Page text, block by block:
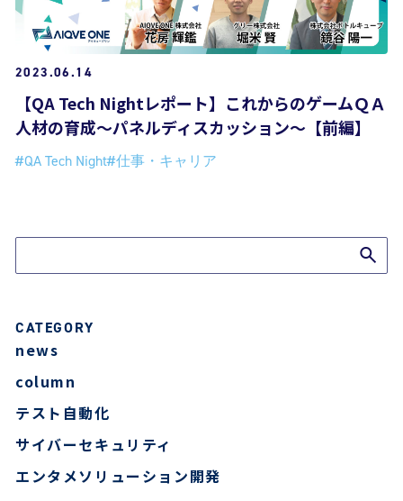
2023.06.14
【QA Tech Nightレポート】これからのゲームＱＡ
人材の育成～パネルディスカッション～【前編】
#QA Tech Night#仕事・キャリア
CATEGORY
news
column
テスト自動化
サイバーセキュリティ
エンタメソリューション開発